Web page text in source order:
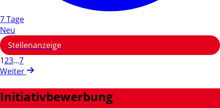
7 Tage
Neu
Stellenanzeige
123...7
Weiter
Initiativbewerbung